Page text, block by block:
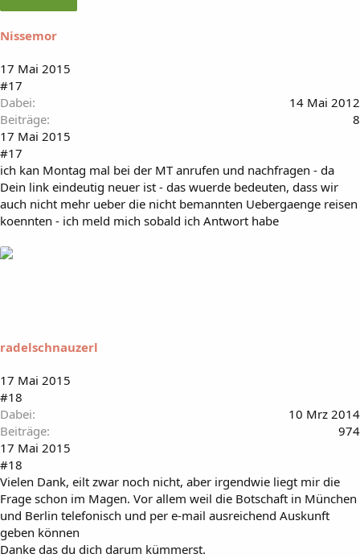
Nissemor
17 Mai 2015
#17
Dabei
14 Mai 2012
Beiträge
8
17 Mai 2015
#17
ich kan Montag mal bei der MT anrufen und nachfragen - da
Dein link eindeutig neuer ist - das wuerde bedeuten, dass wir
auch nicht mehr ueber die nicht bemannten Uebergaenge reisen
koennten - ich meld mich sobald ich Antwort habe
radelschnauzerl
17 Mai 2015
#18
Dabei
10 Mrz 2014
Beiträge
974
17 Mai 2015
#18
Vielen Dank, eilt zwar noch nicht, aber irgendwie liegt mir die
Frage schon im Magen. Vor allem weil die Botschaft in München
und Berlin telefonisch und per e-mail ausreichend Auskunft
geben können
Danke das du dich darum kümmerst.